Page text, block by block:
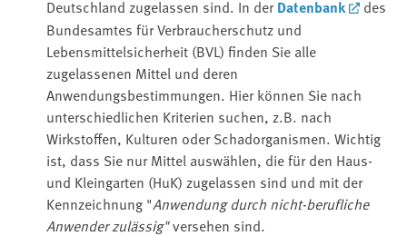
Deutschland zugelassen sind. In derDatenbank
des
Bundesamtes für Verbraucherschutz und
Lebensmittelsicherheit (BVL) finden Sie alle
zugelassenen Mittel und deren
Anwendungsbestimmungen. Hier können Sie nach
unterschiedlichen Kriterien suchen, z.B. nach
Wirkstoffen, Kulturen oder Schadorganismen. Wichtig
ist, dass Sie nur Mittel auswählen, die für den Haus-
und Kleingarten (HuK) zugelassen sind und mit der
Kennzeichnung "Anwendung durch nicht-berufliche
Anwender zulässig"versehen sind.